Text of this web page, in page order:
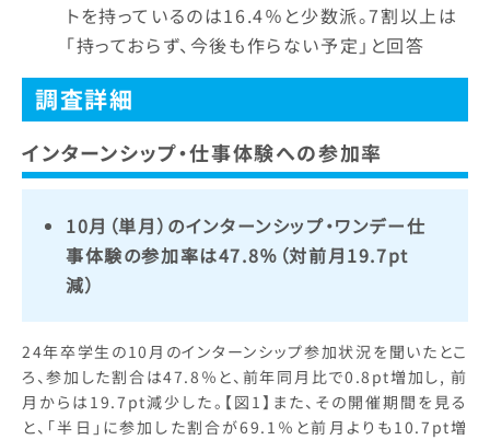
トを持っているのは16.4％と少数派。7割以上は
「持っておらず、今後も作らない予定」と回答
調査詳細
インターンシップ・仕事体験への参加率
10月（単月）のインターンシップ・ワンデー仕
事体験の参加率は47.8％（対前月19.7pt
減）
24年卒学生の10月のインターンシップ参加状況を聞いたとこ
ろ、参加した割合は47.8％と、前年同月比で0.8pt増加し, 前
月からは19.7pt減少した。【図1】また、その開催期間を見る
と、「半日」に参加した割合が69.1％と前月よりも10.7pt増